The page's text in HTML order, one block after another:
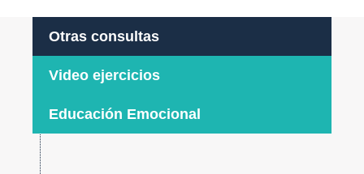
Otras consultas
Video ejercicios
Educación Emocional